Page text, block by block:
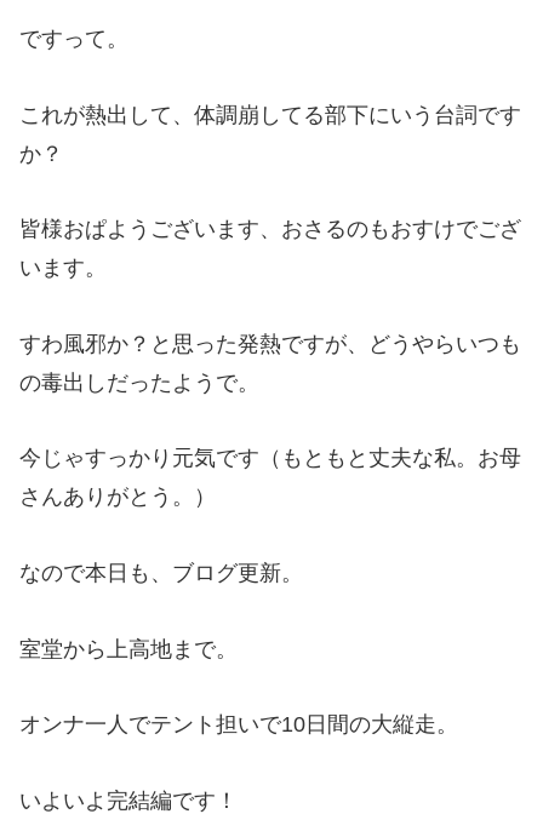
ですって。
これが熱出して、体調崩してる部下にいう台詞です
か？
皆様おぱようございます、おさるのもおすけでござ
います。
すわ風邪か？と思った発熱ですが、どうやらいつも
の毒出しだったようで。
今じゃすっかり元気です（もともと丈夫な私。お母
さんありがとう。）
なので本日も、ブログ更新。
室堂から上高地まで。
オンナ一人でテント担いで10日間の大縦走。
いよいよ完結編です！